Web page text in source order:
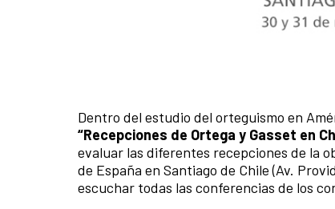
Dentro del estudio del orteguismo en
“Recepciones de Ortega y Gasset en
evaluar las diferentes recepciones de la
de España en Santiago de Chile (Av.
escuchar todas las conferencias de los